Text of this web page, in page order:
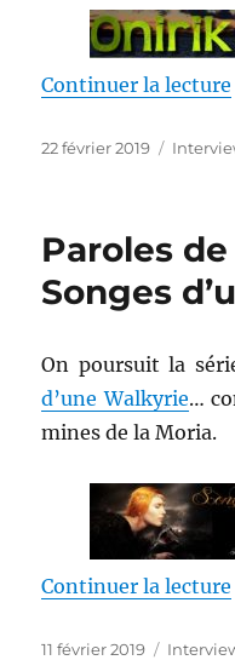
Continuer la lecture
Publié
22 février 2019
Paroles
Songes
On poursuit la
d’une Walkyrie…
mines de la Moria.
Continuer la lecture
Publié
11 février 2019